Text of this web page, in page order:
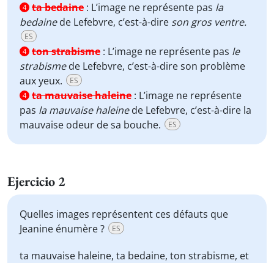
4 ta bedaine : L’image ne représente pas la
bedainede Lefebvre, c’est-à-dire son gros ventre.
ES
4 ton strabisme : L’image ne représente pas le
strabismede Lefebvre, c’est-à-dire son problème
aux yeux.
ES
4 ta mauvaise haleine : L’image ne représente
pas la mauvaise haleinede Lefebvre, c’est-à-dire la
mauvaise odeur de sa bouche.
ES
Ejercicio 2
Quelles images représentent ces défauts que
Jeanine énumère ?
ES
ta mauvaise haleine, ta bedaine, ton strabisme, et